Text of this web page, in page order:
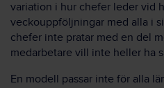
variation i hur chefer leder vid
veckouppföljningar med alla i
chefer inte pratar med en del
medarbetare vill inte heller ha
En modell passar inte för alla